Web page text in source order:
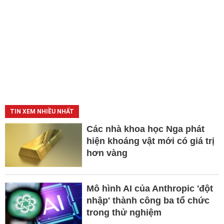
TIN XEM NHIỀU NHẤT
Các nhà khoa học Nga phát
hiện khoáng vật mới có giá trị
hơn vàng
Mô hình AI của Anthropic 'đột
nhập' thành công ba tổ chức
trong thử nghiệm